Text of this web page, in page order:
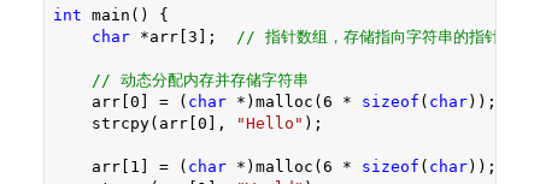
int main() {
char *arr[3 ]; // 指针数组，存储指向字符串的指针
// 动态分配内存并存储字符串
    arr[
0 ] = ( char *)malloc(6 * sizeof ( char));
    strcpy(arr[
0 ], "Hello" );
    arr[
1 ] = ( char *)malloc(6 * sizeof ( char));